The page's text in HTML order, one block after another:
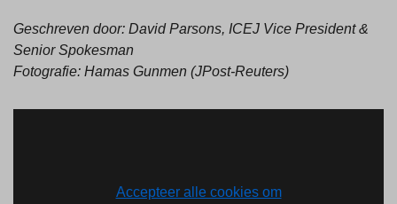
Geschreven door: David Parsons, ICEJ Vice President &
Senior Spokesman
Fotografie: Hamas Gunmen (JPost-Reuters)
Accepteer alle cookies om